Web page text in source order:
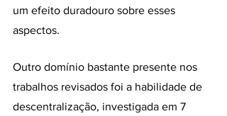
um efeito duradouro sobre esses
aspectos.
Outro domínio bastante presente nos
trabalhos revisados foi a habilidade de
descentralização, investigada em 7